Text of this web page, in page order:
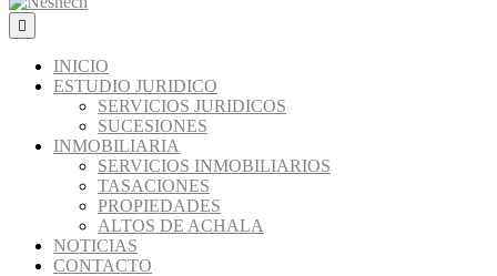
INICIO
ESTUDIO JURIDICO
SERVICIOS JURIDICOS
SUCESIONES
INMOBILIARIA
SERVICIOS INMOBILIARIOS
TASACIONES
PROPIEDADES
ALTOS DE ACHALA
NOTICIAS
CONTACTO